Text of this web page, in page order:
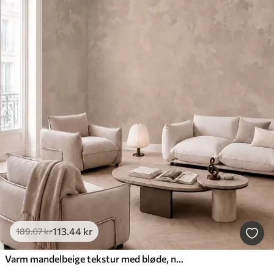
189.07kr113.44 kr
Varm mandelbeige tekstur med bløde, naturlige farveovergange